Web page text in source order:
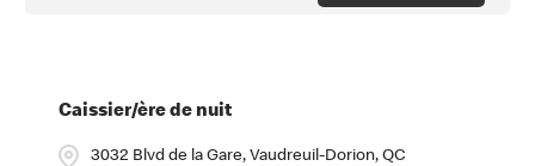
Caissier/ère de nuit
3032 Blvd de la Gare, Vaudreuil-Dorion, QC